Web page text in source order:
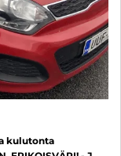
kulutonta